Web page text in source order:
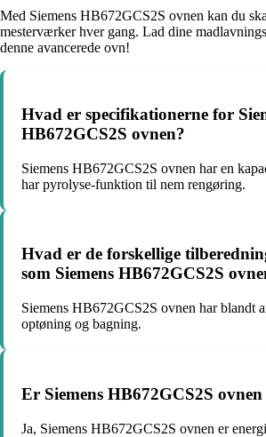
Med Siemens HB672GCS2S ovnen kan du
mesterværker hver gang. Lad dine
denne avancerede ovn!
Hvad er specifikationerne for
HB672GCS2S ovnen?
Siemens HB672GCS2S ovnen har en
har pyrolyse-funktion til nem rengøring.
Hvad er de forskellige
som Siemens HB672GCS2S
Siemens HB672GCS2S ovnen har blandt
optøning og bagning.
Er Siemens HB672GCS2S
Ja, Siemens HB672GCS2S ovnen er